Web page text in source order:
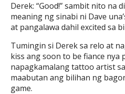
Derek: “Good!” sambit nito na
meaning ng sinabi ni Dave
at pangalawa dahil excited sa
Tumingin si Derek sa relo at
kiss ang soon to be fiance
napagkamalang tattoo artist
maabutan ang bilihan ng
game.